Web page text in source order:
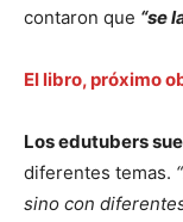
contaron que “se
El libro, próximo
Los edutubers
diferentes temas.
sino con